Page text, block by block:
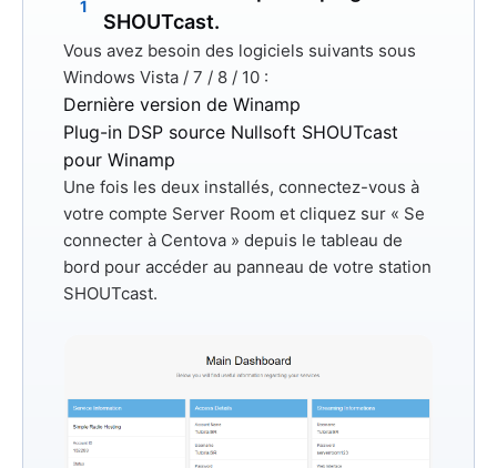
1
SHOUTcast.
Vous avez besoin des logiciels suivants sous
Windows Vista / 7 / 8 / 10 :
Dernière version de Winamp
Plug-in DSP source Nullsoft SHOUTcast
pour Winamp
Une fois les deux installés, connectez-vous à
votre compte Server Room et cliquez sur « Se
connecter à Centova » depuis le tableau de
bord pour accéder au panneau de votre station
SHOUTcast.